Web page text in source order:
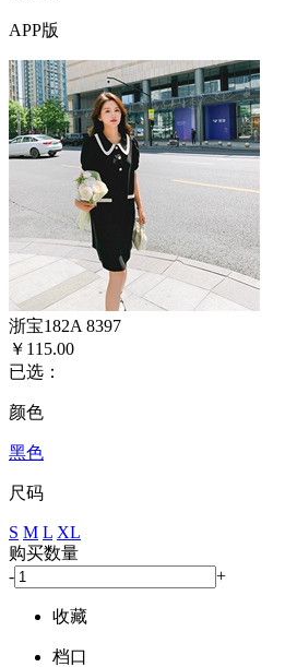
APP版
浙宝182A 8397
￥115.00
已选：
颜色
黑色
尺码
S M L XL
购买数量
-
+
收藏
档口